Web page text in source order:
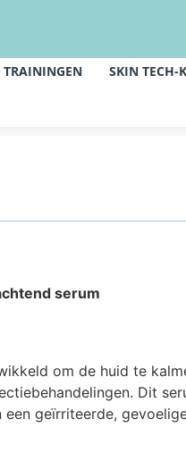
TRAININGEN
SKIN TECH-
serum
om de huid te
Dit
geïrriteerde,